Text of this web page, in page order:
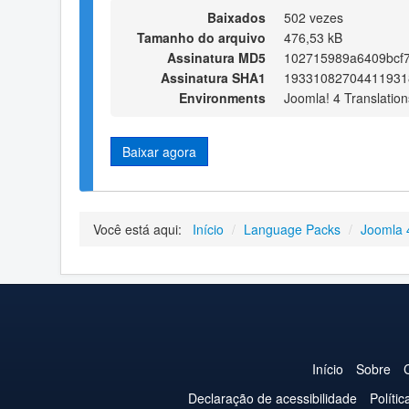
Baixados
502 vezes
Tamanho do arquivo
476,53 kB
Assinatura MD5
Assinatura SHA1
Environments
Joomla! 4
Baixar agora
Você está aqui: Início / Language Packs / Joomla
Início Sobre
Declaração de acessibilidade